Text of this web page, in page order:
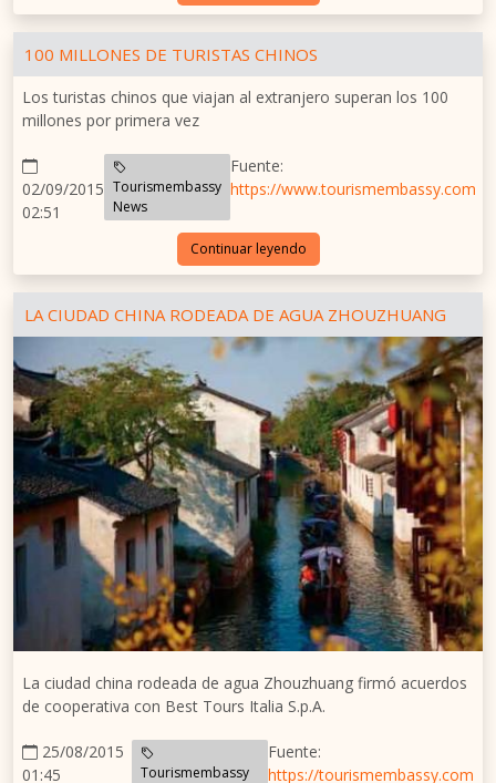
100 MILLONES DE TURISTAS CHINOS
Los turistas chinos que viajan al extranjero superan los 100
millones por primera vez
02/09/2015
02:51
Tourismembassy
News
Fuente:
https://www.tourismembassy.com
Continuar leyendo
LA CIUDAD CHINA RODEADA DE AGUA ZHOUZHUANG
La ciudad china rodeada de agua Zhouzhuang firmó acuerdos
de cooperativa con Best Tours Italia S.p.A.
25/08/2015
01:45
Tourismembassy
Fuente:
https://tourismembassy.com